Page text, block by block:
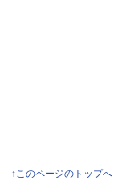
↑このページのトップへ